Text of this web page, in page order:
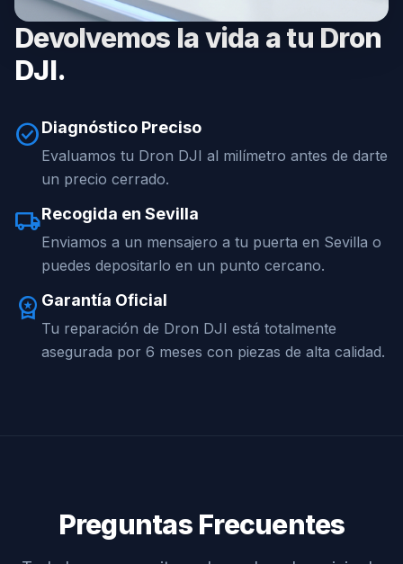
Devolvemos la vida a tu Dron
DJI.
check_circleDiagnóstico Preciso
Evaluamos tu Dron DJI al milímetro antes de darte
un precio cerrado.
local_shippingRecogida en Sevilla
Enviamos a un mensajero a tu puerta en Sevilla o
puedes depositarlo en un punto cercano.
workspace_premium Garantía Oficial
Tu reparación de Dron DJI está totalmente
asegurada por 6 meses con piezas de alta calidad.
Preguntas Frecuentes